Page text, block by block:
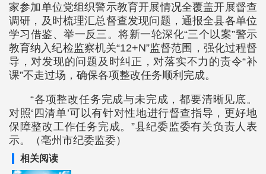
家参加单位党组织警示教育开展情况全覆盖开展督查
调研，及时梳理汇总督查发现问题，通报全县各单位
学习借鉴、举一反三。将新一轮深化“三个以案”警示
教育纳入纪检监察机关“12+N”监督范围，强化过程督
导，对发现的问题及时纠正，对落实不力的责令“补
课”不走过场，确保各项整改任务顺利完成。
“各项整改任务完成与未完成，都要清晰见底。
对照‘四清单’可以有针对性地进行督查指导，更好地
保障整改工作任务完成。”县纪委监委有关负责人表
示。（亳州市纪委监委）
相关阅读